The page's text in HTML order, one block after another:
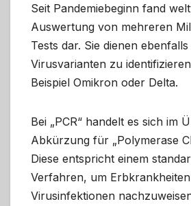
Seit Pandemiebeginn fand
Auswertung von mehreren
Tests dar. Sie dienen
Virusvarianten zu
Beispiel Omikron oder Delta.
Bei „PCR“ handelt es sich im
Abkürzung für „Polymerase
Diese entspricht einem
Verfahren, um
Virusinfektionen